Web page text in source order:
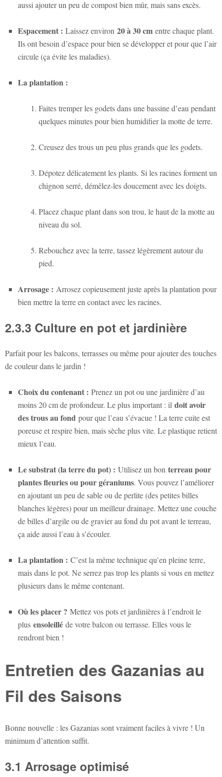
aussi ajouter un peu de compost bien mûr, mais sans excès.
Espacement : Laissez environ 20 à 30 cm entre chaque plant.
Ils ont besoin d’espace pour bien se développer et pour que l’air
circule (ça évite les maladies).
La plantation :
Faites tremper les godets dans une bassine d’eau pendant
quelques minutes pour bien humidifier la motte de terre.
Creusez des trous un peu plus grands que les godets.
Dépotez délicatement les plants. Si les racines forment un
chignon serré, démêlez-les doucement avec les doigts.
Placez chaque plant dans son trou, le haut de la motte au
niveau du sol.
Rebouchez avec la terre, tassez légèrement autour du
pied.
Arrosage : Arrosez copieusement juste après la plantation pour
bien mettre la terre en contact avec les racines.
2.3.3 Culture en pot et jardinière
Parfait pour les balcons, terrasses ou même pour ajouter des touches
de couleur dans le jardin !
Choix du contenant : Prenez un pot ou une jardinière d’au
moins 20 cm de profondeur. Le plus important : il doit avoir
des trous au fond pour que l’eau s’évacue ! La terre cuite est
poreuse et respire bien, mais sèche plus vite. Le plastique retient
mieux l’eau.
Le substrat (la terre du pot) : Utilisez un bon terreau pour
plantes fleuries ou pour géraniums. Vous pouvez l’améliorer
en ajoutant un peu de sable ou de perlite (des petites billes
blanches légères) pour un meilleur drainage. Mettez une couche
de billes d’argile ou de gravier au fond du pot avant le terreau,
ça aide aussi l’eau à s’écouler.
La plantation : C’est la même technique qu’en pleine terre,
mais dans le pot. Ne serrez pas trop les plants si vous en mettez
plusieurs dans le même contenant.
Où les placer ? Mettez vos pots et jardinières à l’endroit le
plus ensoleillé de votre balcon ou terrasse. Elles vous le
rendront bien !
Entretien des Gazanias au
Fil des Saisons
Bonne nouvelle : les Gazanias sont vraiment faciles à vivre ! Un
minimum d’attention suffit.
3.1 Arrosage optimisé